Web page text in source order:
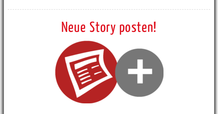
Neue Story posten!